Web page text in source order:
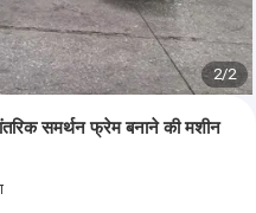
2/2
समर्थन फ्रेम बनाने की मशीन